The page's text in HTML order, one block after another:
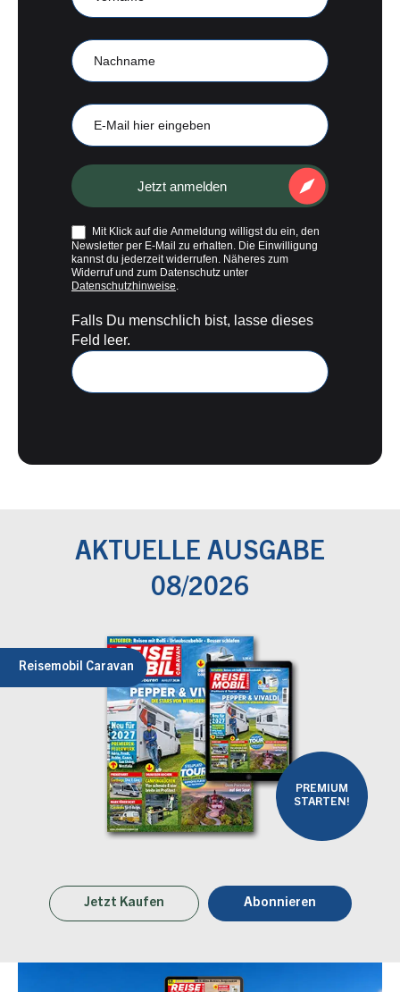
Nachname
Mail
Jetzt anmelden
Mit Klick auf die Anmeldung willigst du ein, den
Newsletter per E-Mail zu erhalten. Die Einwilligung
kannst du jederzeit widerrufen. Näheres zum
Widerruf und zum Datenschutz unter
Datenschutzhinweise.
Falls Du menschlich bist, lasse dieses
Feld leer.
AKTUELLE AUSGABE
08/2026
Reisemobil Caravan
PREMIUM
STARTEN!
Jetzt Kaufen Abonnieren